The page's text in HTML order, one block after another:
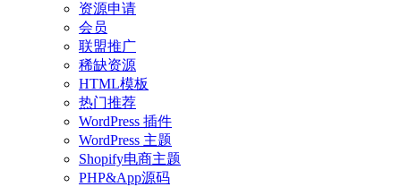
资源申请
会员
联盟推广
稀缺资源
HTML模板
热门推荐
WordPress 插件
WordPress 主题
Shopify电商主题
PHP&App源码